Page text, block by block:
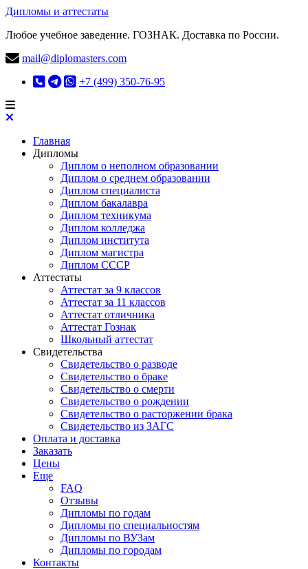
Дипломы и аттестаты
Любое учебное заведение. ГОЗНАК. Доставка по России.
mail@diplomasters.com
+7 (499) 350-76-95
Главная
Дипломы
Диплом о неполном образовании
Диплом о среднем образовании
Диплом специалиста
Диплом бакалавра
Диплом техникума
Диплом колледжа
Диплом института
Диплом магистра
Диплом СССР
Аттестаты
Аттестат за 9 классов
Аттестат за 11 классов
Аттестат отличника
Аттестат Гознак
Школьный аттестат
Свидетельства
Свидетельство о разводе
Свидетельство о браке
Свидетельство о смерти
Свидетельство о рождении
Свидетельство о расторжении брака
Свидетельство из ЗАГС
Оплата и доставка
Заказать
Цены
Еще
FAQ
Отзывы
Дипломы по годам
Дипломы по специальностям
Дипломы по ВУЗам
Дипломы по городам
Контакты